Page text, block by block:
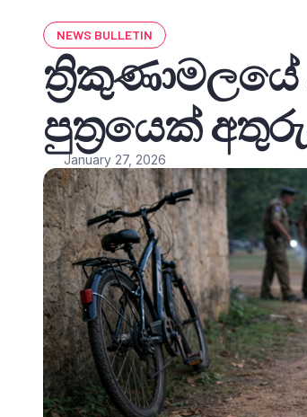
NEWS BULLETIN
පුත්‍රයෙක්
January 27, 2026